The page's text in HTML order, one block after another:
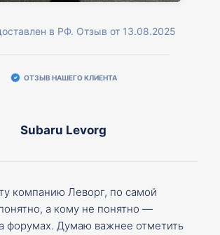
в РФ. Отзыв от 13.08.2025
ОТЗЫВ НАШЕГО КЛИЕНТА
Subaru Levorg
компанию Леворг, по самой
а кому не понятно —
форумах. Думаю важнее отметить